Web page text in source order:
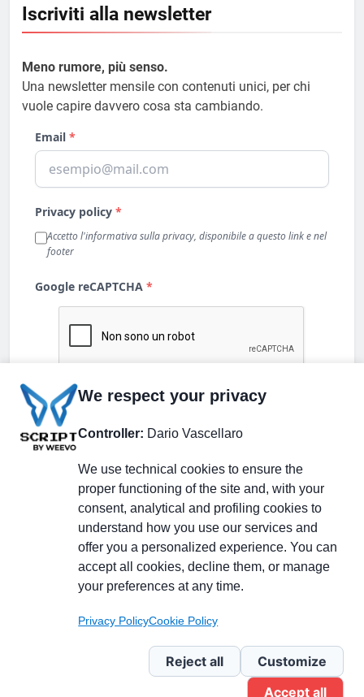
Iscriviti alla newsletter
Meno rumore, più senso.
Una newsletter mensile con contenuti unici, per chi
vuole capire davvero cosa sta cambiando.
Partecipa alla discussione
Pagina Linkedin
Newsletter Linkedin
We respect your privacy
Controller: Dario Vascellaro
We use technical cookies to ensure the
proper functioning of the site and, with your
consent, analytical and profiling cookies to
understand how you use our services and
offer you a personalized experience. You can
accept all cookies, decline them, or manage
your preferences at any time.
Privacy PolicyCookie Policy
Reject all
Customize
Accept all